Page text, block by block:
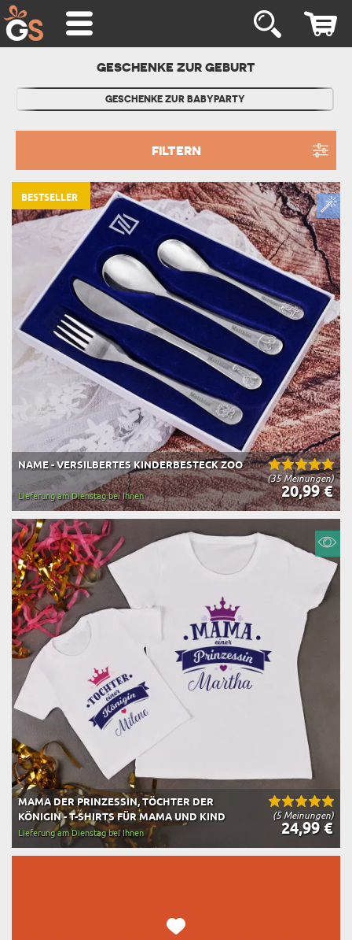
GESCHENKE ZUR GEBURT
GESCHENKE ZUR BABYPARTY
FILTERN
(35 Meinungen)
NAME - VERSILBERTES KINDERBESTECK ZOO
20,99 €
Lieferung am Dienstag bei Ihnen
BESTSELLER
(5 Meinungen)
MAMA DER PRINZESSIN, TÖCHTER DER
KÖNIGIN - T-SHIRTS FÜR MAMA UND KIND
24,99 €
Lieferung am Dienstag bei Ihnen